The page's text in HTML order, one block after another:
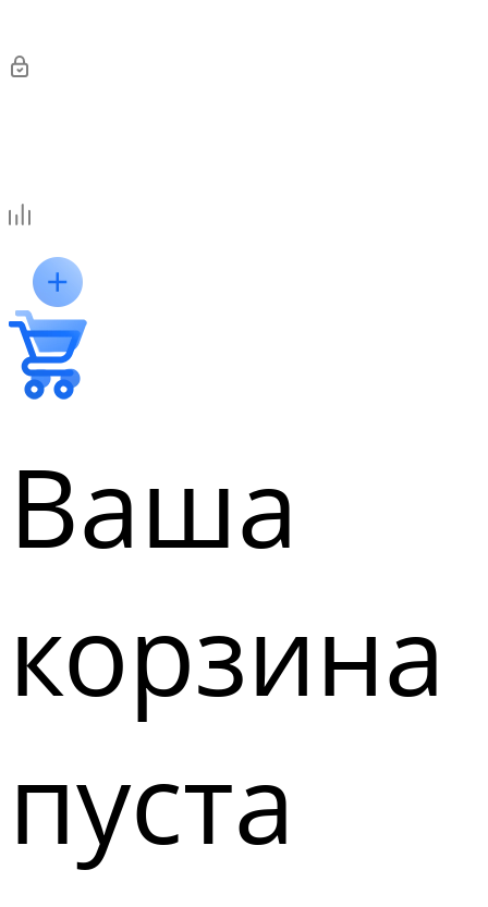
Ваша
корзина
пуста